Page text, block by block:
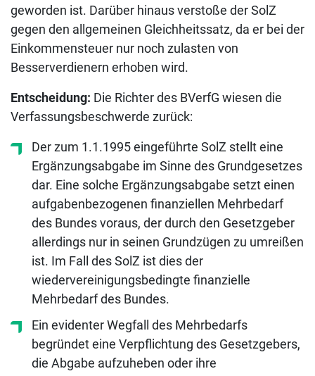
geworden ist. Darüber hinaus verstoße der SolZ
gegen den allgemeinen Gleichheitssatz, da er bei der
Einkommensteuer nur noch zulasten von
Besserverdienern erhoben wird.
Entscheidung: Die Richter des BVerfG wiesen die
Verfassungsbeschwerde zurück:
Der zum 1.1.1995 eingeführte SolZ stellt eine
Ergänzungsabgabe im Sinne des Grundgesetzes
dar. Eine solche Ergänzungsabgabe setzt einen
aufgabenbezogenen finanziellen Mehrbedarf
des Bundes voraus, der durch den Gesetzgeber
allerdings nur in seinen Grundzügen zu umreißen
ist. Im Fall des SolZ ist dies der
wiedervereinigungsbedingte finanzielle
Mehrbedarf des Bundes.
Ein evidenter Wegfall des Mehrbedarfs
begründet eine Verpflichtung des Gesetzgebers,
die Abgabe aufzuheben oder ihre